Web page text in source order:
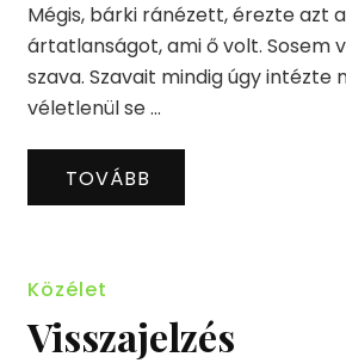
Mégis, bárki ránézett, érezte azt
ártatlanságot, ami ő volt. Sosem
szava. Szavait mindig úgy intézte
véletlenül se …
TOVÁBB
Közélet
Visszajelzés